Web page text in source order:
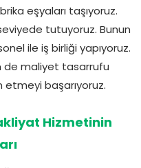
eşyaları taşıyoruz.
tutuyoruz. Bunun
ile iş birliği yapıyoruz.
de maliyet tasarrufu
başarıyoruz.
Hizmetinin